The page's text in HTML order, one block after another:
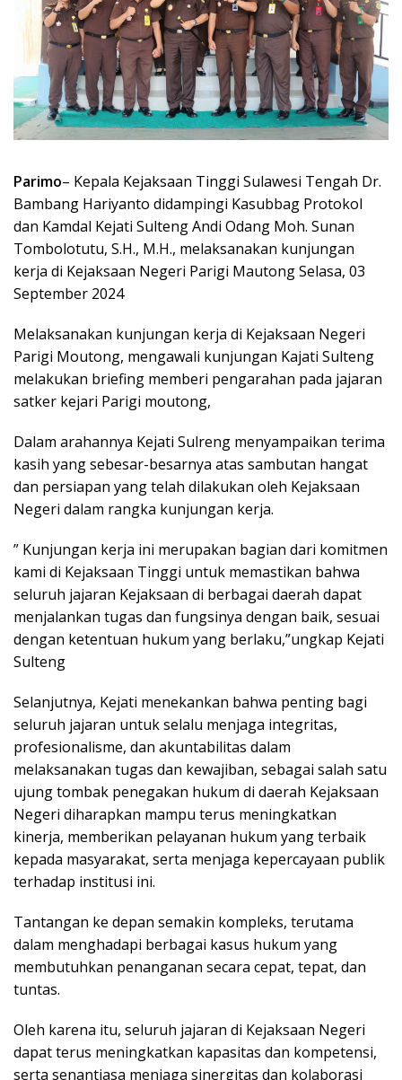
Parimo– Kepala Kejaksaan Tinggi Sulawesi Tengah Dr.
Bambang Hariyanto didampingi Kasubbag Protokol
dan Kamdal Kejati Sulteng Andi Odang Moh. Sunan
Tombolotutu, S.H., M.H., melaksanakan kunjungan
kerja di Kejaksaan Negeri Parigi Mautong Selasa, 03
September 2024
Melaksanakan kunjungan kerja di Kejaksaan Negeri
Parigi Moutong, mengawali kunjungan Kajati Sulteng
melakukan briefing memberi pengarahan pada jajaran
satker kejari Parigi moutong,
Dalam arahannya Kejati Sulreng menyampaikan terima
kasih yang sebesar-besarnya atas sambutan hangat
dan persiapan yang telah dilakukan oleh Kejaksaan
Negeri dalam rangka kunjungan kerja.
” Kunjungan kerja ini merupakan bagian dari komitmen
kami di Kejaksaan Tinggi untuk memastikan bahwa
seluruh jajaran Kejaksaan di berbagai daerah dapat
menjalankan tugas dan fungsinya dengan baik, sesuai
dengan ketentuan hukum yang berlaku,”ungkap Kejati
Sulteng
Selanjutnya, Kejati menekankan bahwa penting bagi
seluruh jajaran untuk selalu menjaga integritas,
profesionalisme, dan akuntabilitas dalam
melaksanakan tugas dan kewajiban, sebagai salah satu
ujung tombak penegakan hukum di daerah Kejaksaan
Negeri diharapkan mampu terus meningkatkan
kinerja, memberikan pelayanan hukum yang terbaik
kepada masyarakat, serta menjaga kepercayaan publik
terhadap institusi ini.
Tantangan ke depan semakin kompleks, terutama
dalam menghadapi berbagai kasus hukum yang
membutuhkan penanganan secara cepat, tepat, dan
tuntas.
Oleh karena itu, seluruh jajaran di Kejaksaan Negeri
dapat terus meningkatkan kapasitas dan kompetensi,
serta senantiasa menjaga sinergitas dan kolaborasi